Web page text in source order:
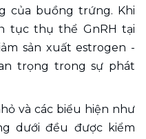
của buồng trứng. Khi
tục thụ thể GnRH tại
sản xuất estrogen -
trọng trong sự phát
và các biểu hiện như
dưới đều được kiểm